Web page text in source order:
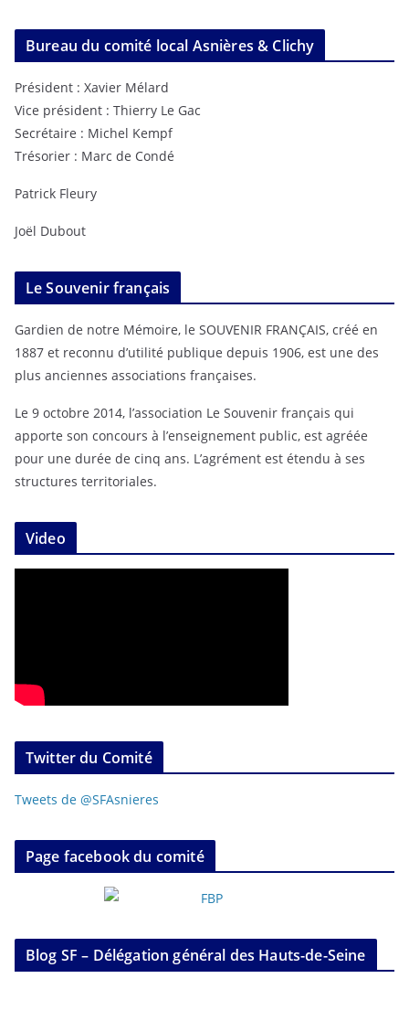
Bureau du comité local Asnières & Clichy
Président : Xavier Mélard
Vice président : Thierry Le Gac
Secrétaire : Michel Kempf
Trésorier : Marc de Condé
Patrick Fleury
Joël Dubout
Le Souvenir français
Gardien de notre Mémoire, le SOUVENIR FRANÇAIS, créé en
1887 et reconnu d’utilité publique depuis 1906, est une des
plus anciennes associations françaises.
Le 9 octobre 2014, l’association Le Souvenir français qui
apporte son concours à l’enseignement public, est agréée
pour une durée de cinq ans. L’agrément est étendu à ses
structures territoriales.
Video
Twitter du Comité
Tweets de @SFAsnieres
Page facebook du comité
Blog SF – Délégation général des Hauts-de-Seine